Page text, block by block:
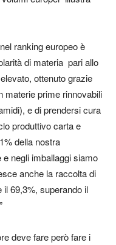
ranking europeo è
di materia pari allo
ottenuto grazie
materie prime rinnovabili
e di prendersi cura
produttivo carta e
della nostra
negli imballaggi siamo
anche la raccolta di
69,3%, superando il
deve fare però fare i